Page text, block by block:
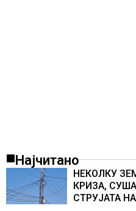
Најчитано
НЕКОЛКУ
КРИЗА,
СТРУЈАТА